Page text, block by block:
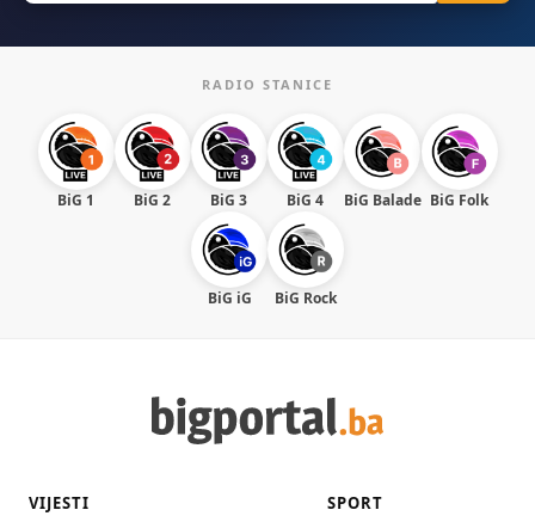
RADIO STANICE
BiG 1 BiG 2 BiG 3 BiG 4 BiG Balade BiG Folk
BiG iG BiG Rock
VIJESTI SPORT